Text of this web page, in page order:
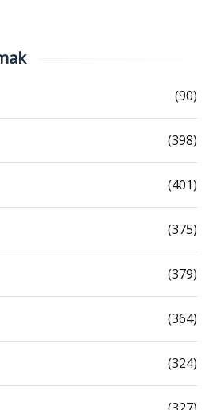
(90)
(398)
(401)
(375)
(379)
(364)
(324)